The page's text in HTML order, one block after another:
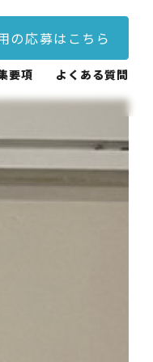
要項 よくある質問
の応募はこちら